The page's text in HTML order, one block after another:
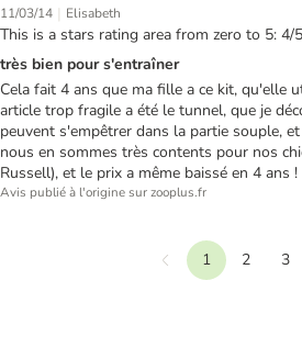
11/03/14 | Elisabeth
This is a stars rating area from zero to 5: 4/5
très bien pour s'entraîner
Cela fait 4 ans que ma fille a ce kit, qu'elle
article trop fragile a été le tunnel, que je
peuvent s'empêtrer dans la partie souple,
nous en sommes très contents pour nos
Russell), et le prix a même baissé en 4 ans !
Avis publié à l'origine sur zooplus.fr
Précédent
1 2
3